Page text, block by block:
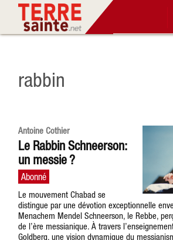
rabbin
Antoine Cothier
Le Rabbin Schneerson:
un messie ?
Le mouvement Chabad se
distingue par une dévotion exceptionnelle
Menachem Mendel Schneerson, le Rebbe,
de l’ère messianique. À travers
Goldberg, une vision dynamique du